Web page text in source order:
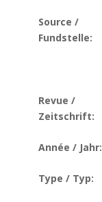
Source /
Fundstelle:
Revue /
Zeitschrift:
Année / Jahr:
Type / Typ: